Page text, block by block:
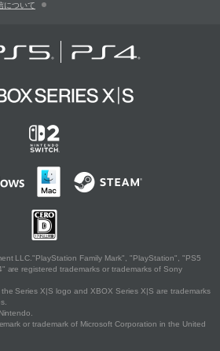
について
LLC."PlayStation Family Mark", "PlayStation", "PS5
are registered trademarks or trademarks of Sony
Series X|S logo and XBOX Series X|S are trademarks
or trademark of Microsoft Corporation in the United